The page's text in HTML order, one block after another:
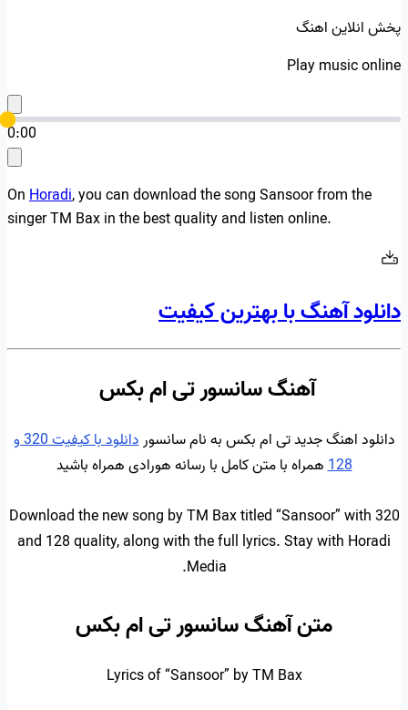
پخش انلاین اهنگ
Play music online
0:00
OnHoradi, you can download the song Sansoor from the
singer TM Bax in the best quality and listen online.
دانلود آهنگ با بهترین کیفیت
آهنگ سانسور تی ام بکس
دانلود اهنگ جدید تی ام بکس به نام سانسور
دانلود با کیفیت 320 و
128همراه با متن کامل با رسانه هورادی همراه باشید
Download the new song by TM Bax titled “Sansoor” with 320
and 128 quality, along with the full lyrics. Stay with Horadi
Media.
متن آهنگ سانسور تی ام بکس
Lyrics of “Sansoor” by TM Bax